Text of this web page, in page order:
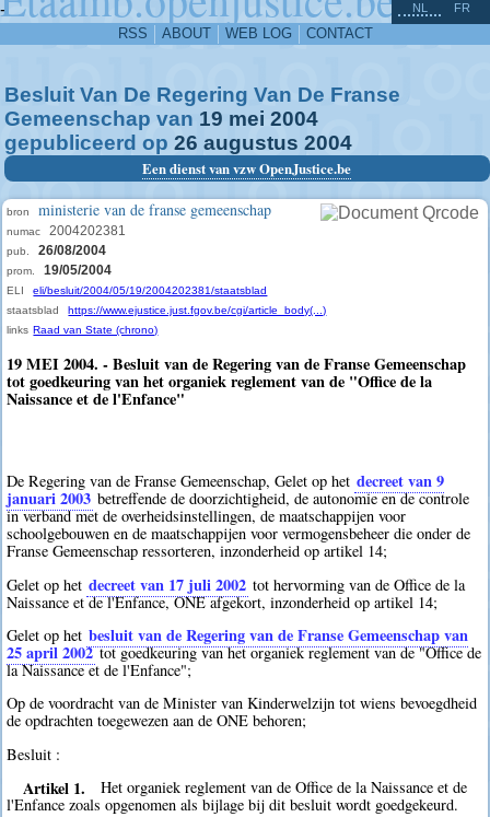
-
RSS ABOUT WEB LOG CONTACT
NL FR
Besluit Van De Regering Van De Franse
Gemeenschap van 19 mei 2004
gepubliceerd op 26 augustus 2004
Een dienst van vzw OpenJustice.be
bron ministerie van de franse gemeenschap
numac 2004202381
pub. 26/08/2004
prom. 19/05/2004
ELI
eli/besluit/2004/05/19/2004202381/staatsblad
staatsblad
https://www.ejustice.just.fgov.be/cgi/article_body(...)
links Raad van State (chrono)
19 MEI 2004. - Besluit van de Regering van de Franse Gemeenschap
tot goedkeuring van het organiek reglement van de "Office de la
Naissance et de l'Enfance"
De Regering van de Franse Gemeenschap, Gelet op het decreet van 9
januari 2003 betreffende de doorzichtigheid, de autonomie en de controle
in verband met de overheidsinstellingen, de maatschappijen voor
schoolgebouwen en de maatschappijen voor vermogensbeheer die onder de
Franse Gemeenschap ressorteren, inzonderheid op artikel 14;
Gelet op het decreet van 17 juli 2002 tot hervorming van de Office de la
Naissance et de l'Enfance, ONE afgekort, inzonderheid op artikel 14;
Gelet op het besluit van de Regering van de Franse Gemeenschap van
25 april 2002tot goedkeuring van het organiek reglement van de "Office de
la Naissance et de l'Enfance";
Op de voordracht van de Minister van Kinderwelzijn tot wiens bevoegdheid
de opdrachten toegewezen aan de ONE behoren;
Besluit :
Artikel 1.
Het organiek reglement van de Office de la Naissance et de
l'Enfance zoals opgenomen als bijlage bij dit besluit wordt goedgekeurd.
^